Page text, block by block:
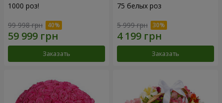
1000 роз!
99 998 грн
Заказать
75 белых роз
5 999 грн
Заказать